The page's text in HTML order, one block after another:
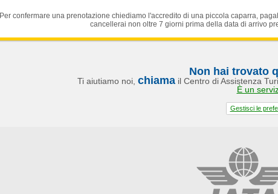
Per confermare una prenotazione chiediamo l'accredito di una piccola caparra,
cancellerai non oltre 7 giorni prima della data di arrivo
Non hai trovato
Ti aiutiamo noi, chiamail Centro di Assistenza
È un
Gestisci le